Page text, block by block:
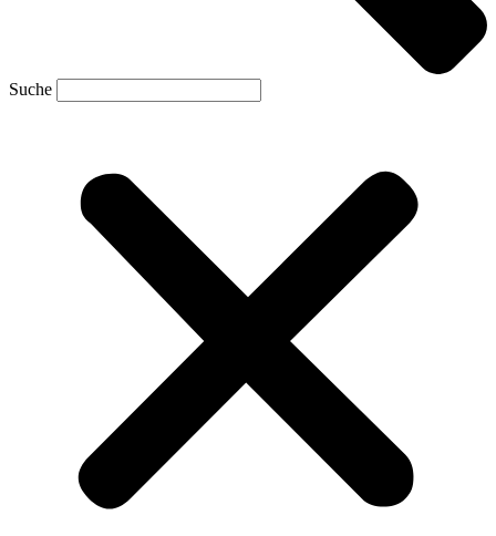
Suche